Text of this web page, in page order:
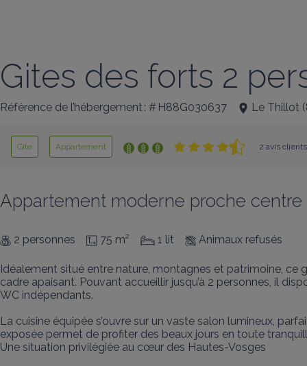
Gites des forts 2
Référence de l’hébergement : # H88G030637 Le Thillot (
Gîte Appartement 2 avis
Appartement moderne proche
2 personnes 75 m² 1 lit Animaux refusés
Idéalement situé entre nature, montagnes et patrimoine,
cadre apaisant. Pouvant accueillir jusqu’à 2 personnes, il
WC indépendants.
La cuisine équipée s’ouvre sur un vaste salon lumineux,
exposée permet de profiter des beaux jours en toute
Une situation privilégiée au cœur des Hautes-Vosges